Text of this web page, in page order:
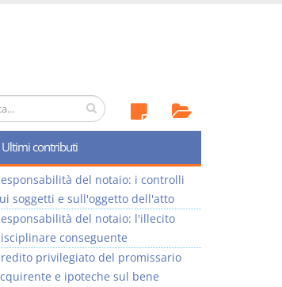
Ultimi contributi
del notaio: i controlli
soggetti e sull'oggetto dell'atto
del notaio: l'illecito
conseguente
privilegiato del promissario
e ipoteche sul bene